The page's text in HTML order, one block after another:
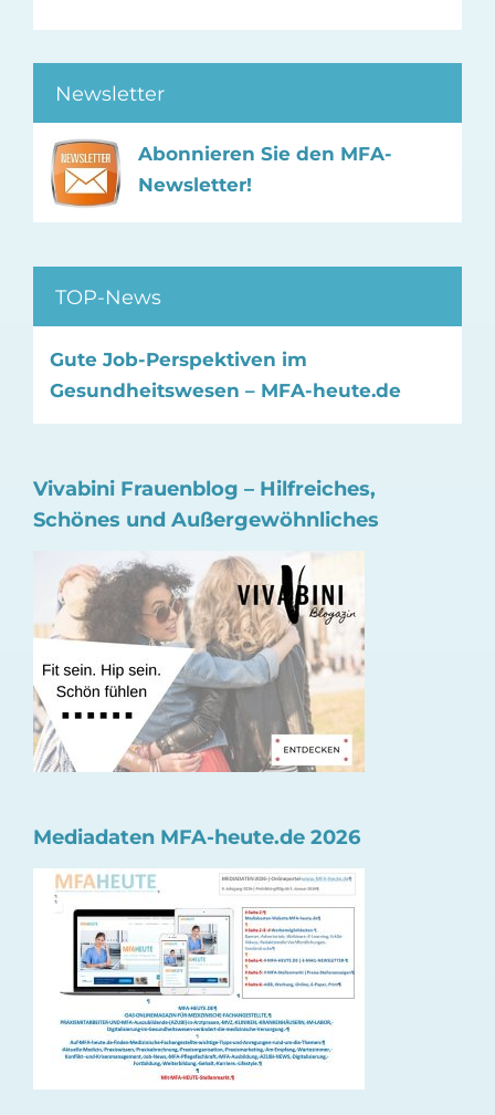
Newsletter
Abonnieren Sie den MFA-
Newsletter!
TOP-News
Gute Job-Perspektiven im
Gesundheitswesen – MFA-heute.de
Vivabini Frauenblog – Hilfreiches,
Schönes und Außergewöhnliches
Mediadaten MFA-heute.de 2026